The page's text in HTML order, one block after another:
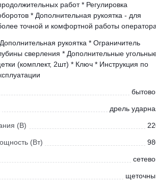
работ * Регулировка
* Дополнительная рукоятка - для
точной и комфортной работы
рукоятка * Ограничитель
сверления * Дополнительные
(комплект, 2шт) * Ключ * Инструкция по
дрель
(В)
(Вт)